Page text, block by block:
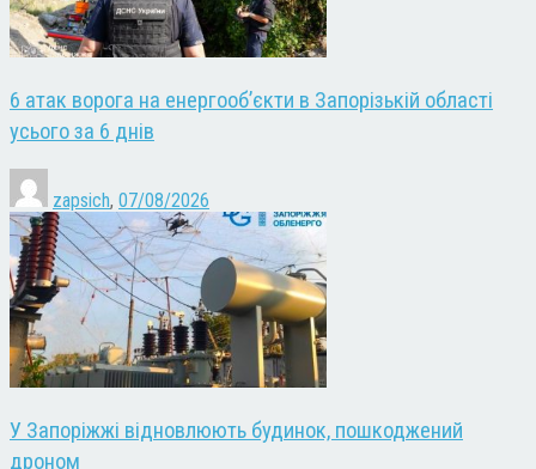
6 атак ворога на енергооб’єкти в Запорізькій області
усього за 6 днів
zapsich, 07/08/2026
У Запоріжжі відновлюють будинок, пошкоджений
дроном